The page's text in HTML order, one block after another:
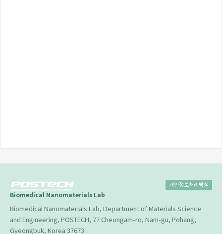
Biomedical Nanomaterials Lab
Biomedical Nanomaterials Lab, Department of Materials Science
and Engineering, POSTECH, 77 Cheongam-ro, Nam-gu, Pohang,
Gyeongbuk, Korea 37673
개인정보처리방침